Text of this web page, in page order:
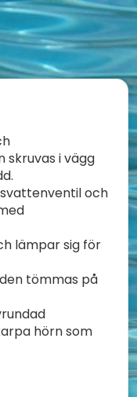
skruvas i vägg
och
lämpar sig för
tömmas på
hörn som